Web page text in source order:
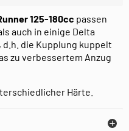
125-180cc passen
auch in einige Delta
d.h. die Kupplung kuppelt
zu verbessertem Anzug
Härte.